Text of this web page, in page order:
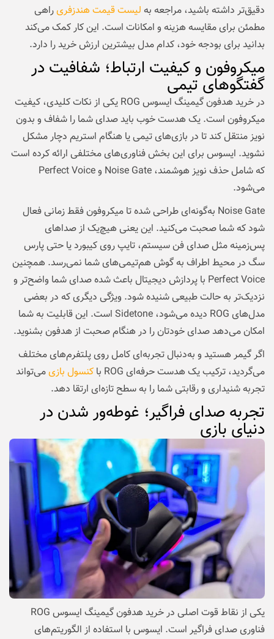
دقیق‌تر داشته باشید، مراجعه به لیست قیمت هندزفریراهی
مطمئن برای مقایسه هزینه و امکانات است. این کار کمک می‌کند
بدانید برای بودجه خود، کدام مدل بیشترین ارزش خرید را دارد.
میکروفون و کیفیت ارتباط؛ شفافیت در
گفتگوهای تیمی
در خرید هدفون گیمینگ ایسوس ROG یکی از نکات کلیدی، کیفیت
میکروفون است. یک هدست خوب باید صدای شما را شفاف و بدون
نویز منتقل کند تا در بازی‌های تیمی یا هنگام استریم دچار مشکل
نشوید. ایسوس برای این بخش فناوری‌های مختلفی ارائه کرده است
که شامل حذف نویز هوشمند، Noise Gate و Perfect Voice
می‌شود.
Noise Gate به‌گونه‌ای طراحی شده تا میکروفون فقط زمانی فعال
شود که شما صحبت می‌کنید. این یعنی هیچ‌یک از صداهای
پس‌زمینه مثل صدای فن سیستم، تایپ روی کیبورد یا حتی پارس
سگ در محیط اطراف به گوش هم‌تیمی‌های شما نمی‌رسد. همچنین
Perfect Voice با پردازش دیجیتال باعث شده صدای شما واضح‌تر و
نزدیک‌تر به حالت طبیعی شنیده شود. ویژگی دیگری که در بعضی
مدل‌های ROG دیده می‌شود، Sidetone است. این قابلیت به شما
امکان می‌دهد صدای خودتان را در هنگام صحبت از هدفون بشنوید.
اگر گیمر هستید و به‌دنبال تجربه‌ای کامل روی پلتفرم‌های مختلف
می‌گردید، ترکیب یک هدست حرفه‌ای ROG با
کنسول بازیمی‌تواند
تجربه شنیداری و رقابتی شما را به سطح تازه‌ای ارتقا دهد.
تجربه صدای فراگیر؛ غوطه‌ور شدن در
دنیای بازی
یکی از نقاط قوت اصلی در خرید هدفون گیمینگ ایسوس ROG
فناوری صدای فراگیر است. ایسوس با استفاده از الگوریتم‌های